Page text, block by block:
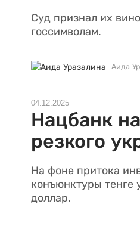
Суд признал их
госсимволам.
Аида
04.12.2025
Нацбанк
резкого
На фоне притока
конъюнктуры тенге
доллар.